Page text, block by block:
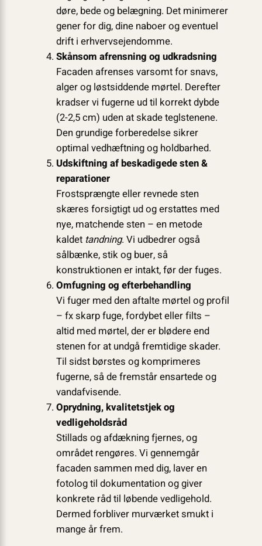
døre, bede og belægning. Det minimerer
gener for dig, dine naboer og eventuel
drift i erhvervsejendomme.
Skånsom afrensning og udkradsning
Facaden afrenses varsomt for snavs,
alger og løstsiddende mørtel. Derefter
kradser vi fugerne ud til korrekt dybde
(2-2,5 cm) uden at skade teglstenene.
Den grundige forberedelse sikrer
optimal vedhæftning og holdbarhed.
Udskiftning af beskadigede sten &
reparationer
Frostsprængte eller revnede sten
skæres forsigtigt ud og erstattes med
nye, matchende sten – en metode
kaldet tandning. Vi udbedrer også
sålbænke, stik og buer, så
konstruktionen er intakt, før der fuges.
Omfugning og efterbehandling
Vi fuger med den aftalte mørtel og profil
– fx skarp fuge, fordybet eller filts –
altid med mørtel, der er blødere end
stenen for at undgå fremtidige skader.
Til sidst børstes og komprimeres
fugerne, så de fremstår ensartede og
vandafvisende.
Oprydning, kvalitetstjek og
vedligeholdsråd
Stillads og afdækning fjernes, og
området rengøres. Vi gennemgår
facaden sammen med dig, laver en
fotolog til dokumentation og giver
konkrete råd til løbende vedligehold.
Dermed forbliver murværket smukt i
mange år frem.